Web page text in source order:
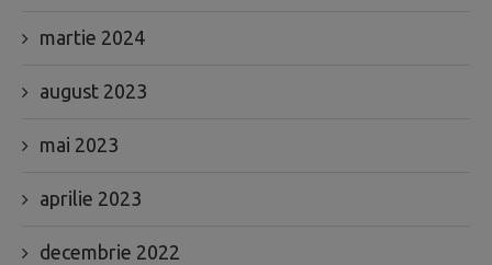
martie 2024
august 2023
mai 2023
aprilie 2023
decembrie 2022